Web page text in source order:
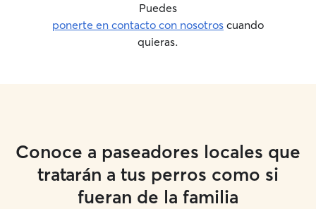
Puedes
ponerte en contacto con nosotros cuando
quieras.
Conoce a paseadores locales que
tratarán a tus perros como si
fueran de la familia